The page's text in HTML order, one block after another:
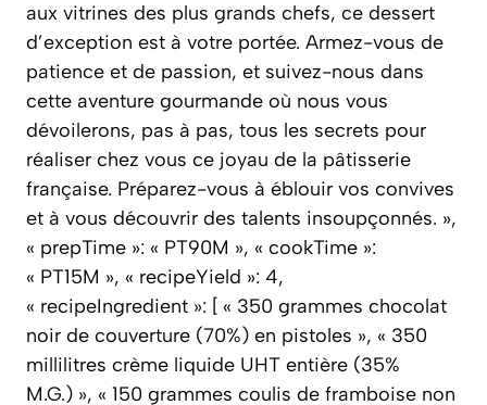
aux vitrines des plus grands chefs, ce dessert
d’exception est à votre portée. Armez-vous de
patience et de passion, et suivez-nous dans
cette aventure gourmande où nous vous
dévoilerons, pas à pas, tous les secrets pour
réaliser chez vous ce joyau de la pâtisserie
française. Préparez-vous à éblouir vos convives
et à vous découvrir des talents insoupçonnés. »,
« prepTime »: « PT90M », « cookTime »:
« PT15M », « recipeYield »: 4,
« recipeIngredient »: [ « 350 grammes chocolat
noir de couverture (70%) en pistoles », « 350
millilitres crème liquide UHT entière (35%
M.G.) », « 150 grammes coulis de framboise non